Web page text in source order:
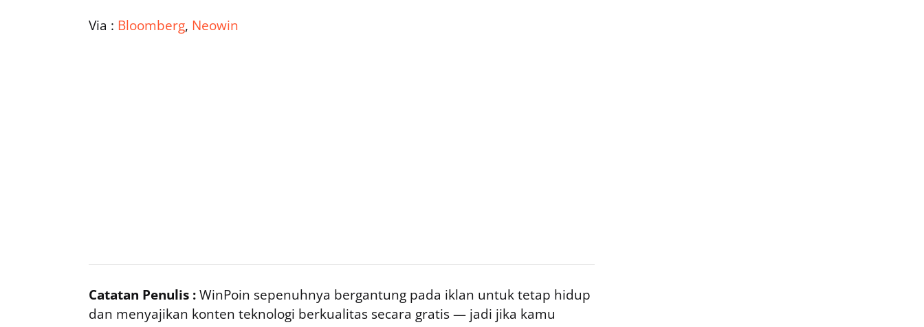
Via : Bloomberg, Neowin
Catatan Penulis :WinPoin sepenuhnya bergantung pada iklan untuk tetap hidup
dan menyajikan konten teknologi berkualitas secara gratis — jadi jika kamu